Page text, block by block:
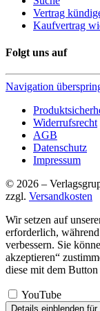
Vertrag
Kaufvertrag
Folgt uns auf
Navigation
Widerrufsrecht
AGB
Datenschutz
Impressum
© 2026 –
zzgl. Versandkosten
Wir setzen auf
erforderlich,
verbessern. Sie
akzeptieren“
diese mit dem
YouTube
Details einblenden für